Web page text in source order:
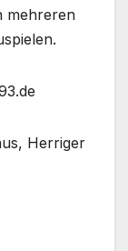
mehreren
Herriger